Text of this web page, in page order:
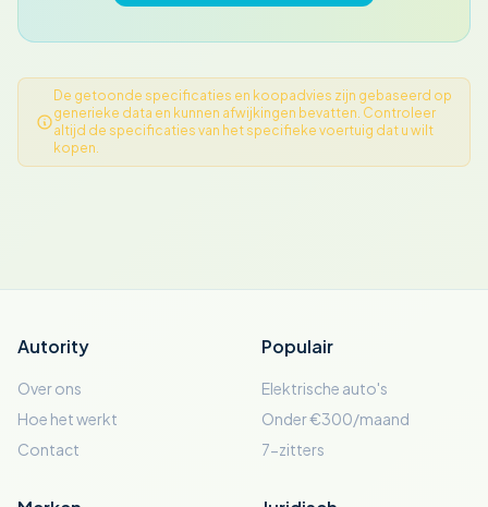
De getoonde specificaties en koopadvies zijn gebaseerd op
generieke data en kunnen afwijkingen bevatten. Controleer
altijd de specificaties van het specifieke voertuig dat u wilt
kopen.
Autority
Over ons
Hoe het werkt
Contact
Populair
Elektrische auto's
Onder €300/maand
7-zitters